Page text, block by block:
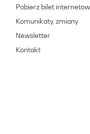
Pobierz bilet
Komunikaty, zmiany
Newsletter
Kontakt